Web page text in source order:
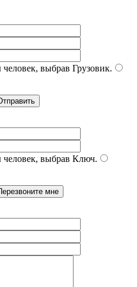
выбрав Грузовик.
выбрав Ключ.